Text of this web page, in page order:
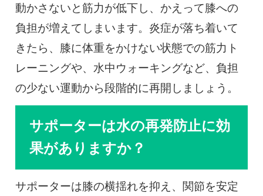
動かさないと筋力が低下し、かえって膝への
負担が増えてしまいます。炎症が落ち着いて
きたら、膝に体重をかけない状態での筋力ト
レーニングや、水中ウォーキングなど、負担
の少ない運動から段階的に再開しましょう。
サポーターは水の再発防止に効
果がありますか？
サポーターは膝の横揺れを抑え、関節を安定